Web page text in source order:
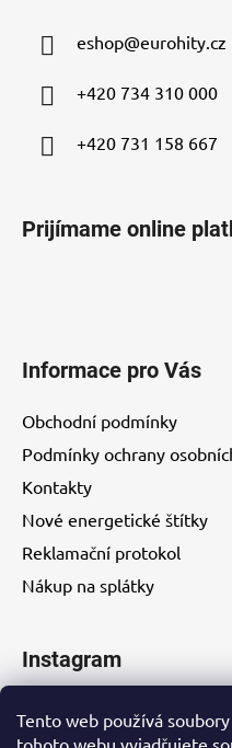
Tento web používá
tohoto webu vyjadřujete
eshop@eurohity.cz
+420 734 310 000
+420 731 158 667
Prijímame online
Informace pro Vás
Obchodní podmínky
Podmínky ochrany
Kontakty
Nové energetické štítky
Reklamační protokol
Nákup na splátky
Instagram